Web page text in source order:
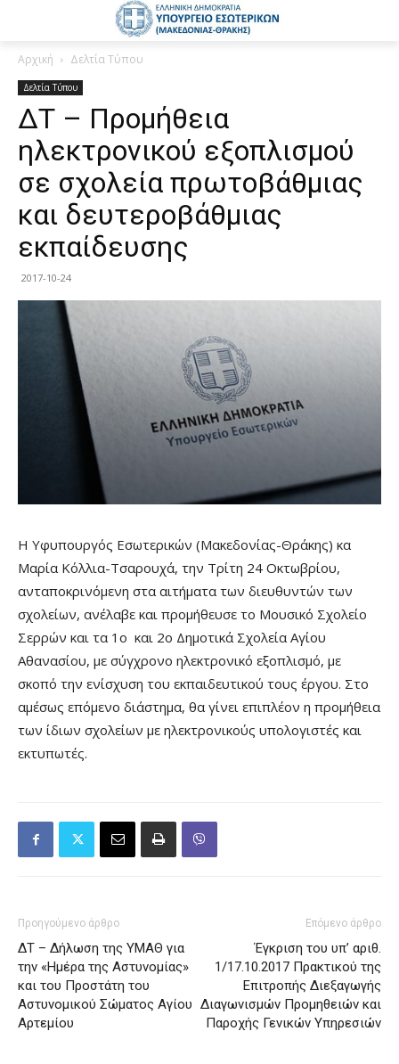
Αρχική Δελτία Τύπου
Δελτία Τύπου
ΔΤ – Προμήθεια
ηλεκτρονικού εξοπλισμού
σε σχολεία πρωτοβάθμιας
και δευτεροβάθμιας
εκπαίδευσης
2017-10-24
Η Υφυπουργός Εσωτερικών (Μακεδονίας-Θράκης) κα
Μαρία Κόλλια-Τσαρουχά, την Τρίτη 24 Οκτωβρίου,
ανταποκρινόμενη στα αιτήματα των διευθυντών των
σχολείων, ανέλαβε και προμήθευσε το Μουσικό Σχολείο
Σερρών και τα 1ο και 2ο Δημοτικά Σχολεία Αγίου
Αθανασίου, με σύγχρονο ηλεκτρονικό εξοπλισμό, με
σκοπό την ενίσχυση του εκπαιδευτικού τους έργου. Στο
αμέσως επόμενο διάστημα, θα γίνει επιπλέον η προμήθεια
των ίδιων σχολείων με ηλεκτρονικούς υπολογιστές και
εκτυπωτές.
Προηγούμενο άρθρο
ΔΤ – Δήλωση της ΥΜΑΘ για
την «Ημέρα της Αστυνομίας»
και του Προστάτη του
Αστυνομικού Σώματος Αγίου
Αρτεμίου
Επόμενο άρθρο
Έγκριση του υπ’ αριθ.
1/17.10.2017 Πρακτικού της
Επιτροπής Διεξαγωγής
Διαγωνισμών Προμηθειών και
Παροχής Γενικών Υπηρεσιών